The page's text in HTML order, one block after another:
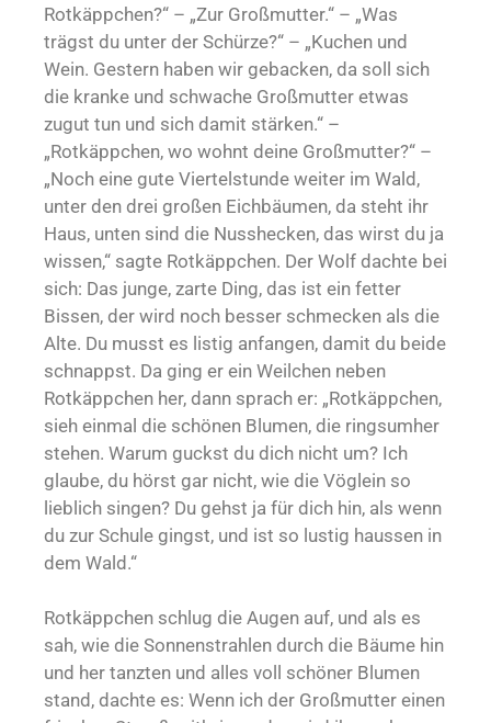
Rotkäppchen?“ – „Zur Großmutter.“ – „Was
trägst du unter der Schürze?“ – „Kuchen und
Wein. Gestern haben wir gebacken, da soll sich
die kranke und schwache Großmutter etwas
zugut tun und sich damit stärken.“ –
„Rotkäppchen, wo wohnt deine Großmutter?“ –
„Noch eine gute Viertelstunde weiter im Wald,
unter den drei großen Eichbäumen, da steht ihr
Haus, unten sind die Nusshecken, das wirst du ja
wissen,“ sagte Rotkäppchen. Der Wolf dachte bei
sich: Das junge, zarte Ding, das ist ein fetter
Bissen, der wird noch besser schmecken als die
Alte. Du musst es listig anfangen, damit du beide
schnappst. Da ging er ein Weilchen neben
Rotkäppchen her, dann sprach er: „Rotkäppchen,
sieh einmal die schönen Blumen, die ringsumher
stehen. Warum guckst du dich nicht um? Ich
glaube, du hörst gar nicht, wie die Vöglein so
lieblich singen? Du gehst ja für dich hin, als wenn
du zur Schule gingst, und ist so lustig haussen in
dem Wald.“
Rotkäppchen schlug die Augen auf, und als es
sah, wie die Sonnenstrahlen durch die Bäume hin
und her tanzten und alles voll schöner Blumen
stand, dachte es: Wenn ich der Großmutter einen